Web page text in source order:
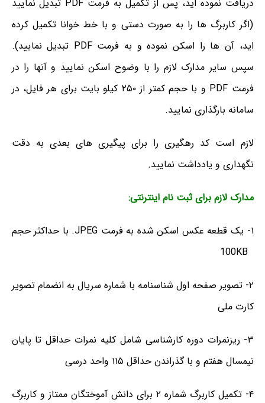
دریافت نموده اید، پس از تکمیل به فرمت PDF تبدیل نمایید
(اگر کاربرگ ها را به صورت دستی و با خط خوانا تکمیل کرده
اید، آن ها را اسکن نموده و به فرمت PDF تبدیل نمایید).
سپس سایر مدارک لازم را با وضوح اسکن نمایید و آنها را در
فرمت PDF و با حجم کمتر از ۲۵۰ کیلو بایت برای هر فایل، در
سامانه بارگذاری نمایید.
لازم است کد رهگیری را برای پیگیری های بعدی به دقت
نگهداری و یادداشت نمایید.
مدارک لازم برای ثبت نام اینترنتی:
۱- یک قطعه عکس اسکن شده به فرمت JPEG. با حداکثر حجم
۲- تصویر صفحه اول شناسنامه با شماره سریال به انضمام تصویر
کارت ملی
۳- ریزنمرات دوره کارشناسی شامل کلیه نمرات حداقل تا پایان
نیمسال هفتم و با گذراندن حداقل ۱۱۵ واحد درسی
۴- تکمیل کاربرگ شماره ۲ برای دانش آموختگان ممتاز و کاربرگ